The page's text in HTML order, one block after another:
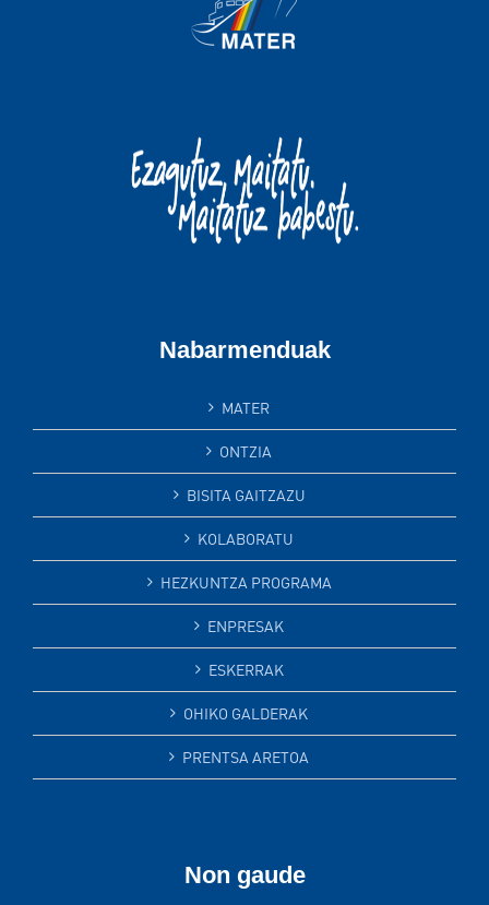
Nabarmenduak
MATER
ONTZIA
BISITA GAITZAZU
KOLABORATU
HEZKUNTZA PROGRAMA
ENPRESAK
ESKERRAK
OHIKO GALDERAK
PRENTSA ARETOA
Non gaude